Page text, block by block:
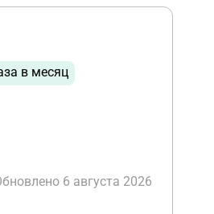
в месяц
6 августа 2026